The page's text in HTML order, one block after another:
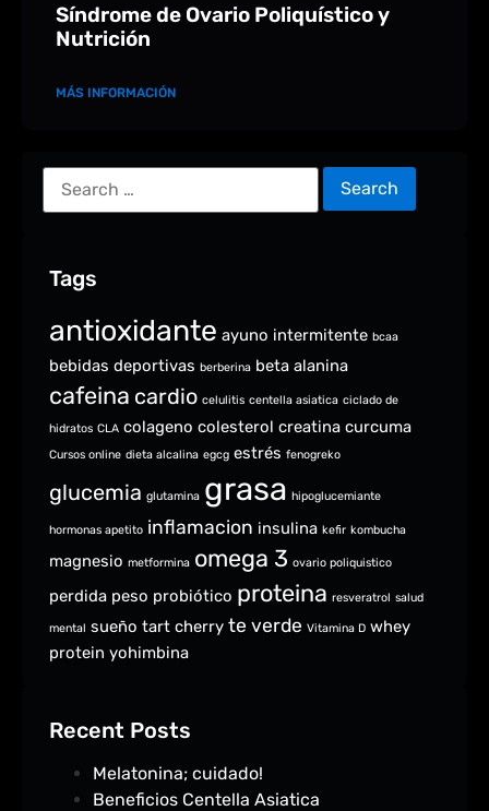
Síndrome de Ovario Poliquístico y
Nutrición
MÁS INFORMACIÓN
Tags
antioxidante ayuno intermitente bcaa
bebidas deportivas berberina beta alanina
cafeina cardio celulitis centella asiatica ciclado de
hidratos CLA colageno colesterol creatina curcuma
Cursos online dieta alcalina egcg estrés fenogreko
glucemia glutamina grasa hipoglucemiante
hormonas apetito inflamacion insulina kefir kombucha
magnesio metformina omega 3 ovario poliquistico
perdida peso probiótico proteina resveratrol salud
mental sueño tart cherry te verde Vitamina D whey
protein yohimbina
Recent Posts
Melatonina; cuidado!
Beneficios Centella Asiatica